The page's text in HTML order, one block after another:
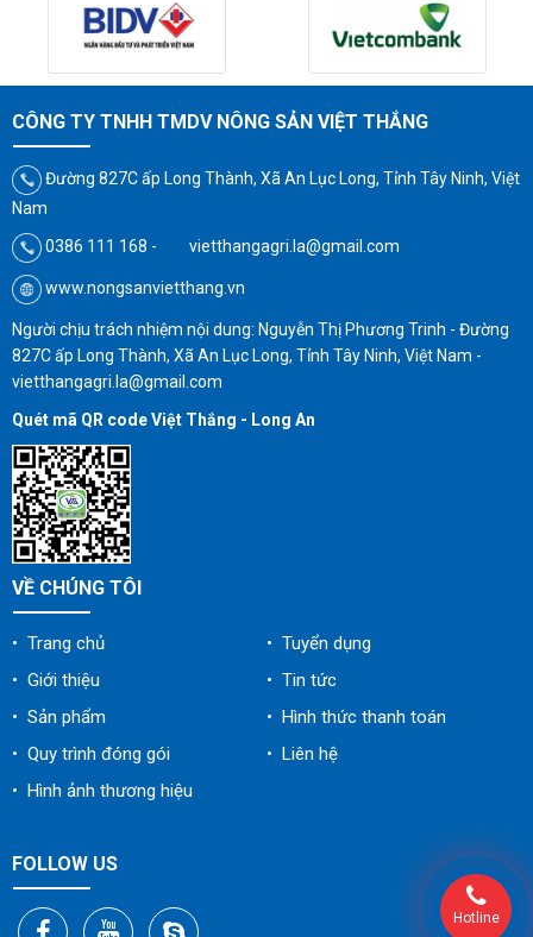
CÔNG TY TNHH TMDV NÔNG SẢN VIỆT THẮNG
Đường 827C ấp Long Thành, Xã An Lục Long, Tỉnh Tây Ninh, Việt
Nam
0386 111 168 - vietthangagri.la@gmail.com
www.nongsanvietthang.vn
Người chịu trách nhiệm nội dung: Nguyễn Thị Phương Trinh - Đường
827C ấp Long Thành, Xã An Lục Long, Tỉnh Tây Ninh, Việt Nam -
vietthangagri.la@gmail.com
Quét mã QR code Việt Thắng - Long An
VỀ CHÚNG TÔI
• Trang chủ
• Tuyển dụng
• Giới thiệu
• Tin tức
• Sản phẩm
• Hình thức thanh toán
• Quy trình đóng gói
• Liên hệ
• Hình ảnh thương hiệu
FOLLOW US
Hotline